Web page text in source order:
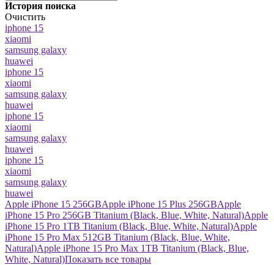
История поиска
Очистить
iphone 15
xiaomi
samsung galaxy
huawei
iphone 15
xiaomi
samsung galaxy
huawei
iphone 15
xiaomi
samsung galaxy
huawei
iphone 15
xiaomi
samsung galaxy
huawei
Apple iPhone 15 256GBApple iPhone 15 Plus 256GBApple
iPhone 15 Pro 256GB Titanium (Black, Blue, White, Natural)Apple
iPhone 15 Pro 1TB Titanium (Black, Blue, White, Natural)Apple
iPhone 15 Pro Max 512GB Titanium (Black, Blue, White,
Natural)Apple iPhone 15 Pro Max 1TB Titanium (Black, Blue,
White, Natural)Показать все товары